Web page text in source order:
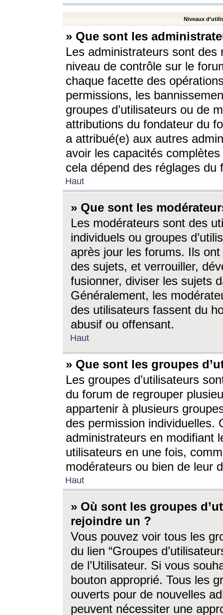
Niveaux
» Que sont les
Les administrateurs sont
niveau de contrôle sur le
chaque facette des
permissions, les
groupes d’utilisateurs ou de
attributions du fondateur du
a attribué(e) aux autres
avoir les capacités
cela dépend des réglages du
Haut
» Que sont les
Les modérateurs sont des
individuels ou groupes
après jour les forums. Ils ont
des sujets, et verrouiller,
fusionner, diviser les sujets
Généralement, les
des utilisateurs fassent du
abusif ou offensant.
Haut
» Que sont les groupes
Les groupes d’utilisateurs
du forum de regrouper
appartenir à plusieurs
des permission individuelles.
administrateurs en modifiant
utilisateurs en une fois,
modérateurs ou bien de leur
Haut
» Où sont les groupes
rejoindre un ?
Vous pouvez voir tous les
du lien “Groupes
de l’Utilisateur. Si vous
bouton approprié. Tous les
ouverts pour de nouvelles
peuvent nécessiter une